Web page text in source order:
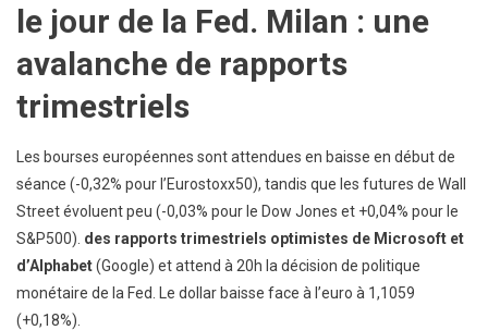
le jour de la Fed. Milan : une
avalanche de rapports
trimestriels
Les bourses européennes sont attendues en baisse en début de
séance (-0,32% pour l’Eurostoxx50), tandis que les futures de Wall
Street évoluent peu (-0,03% pour le Dow Jones et +0,04% pour le
S&P500). des rapports trimestriels optimistes de Microsoft et
d’Alphabet(Google) et attend à 20h la décision de politique
monétaire de la Fed. Le dollar baisse face à l’euro à 1,1059
(+0,18%).